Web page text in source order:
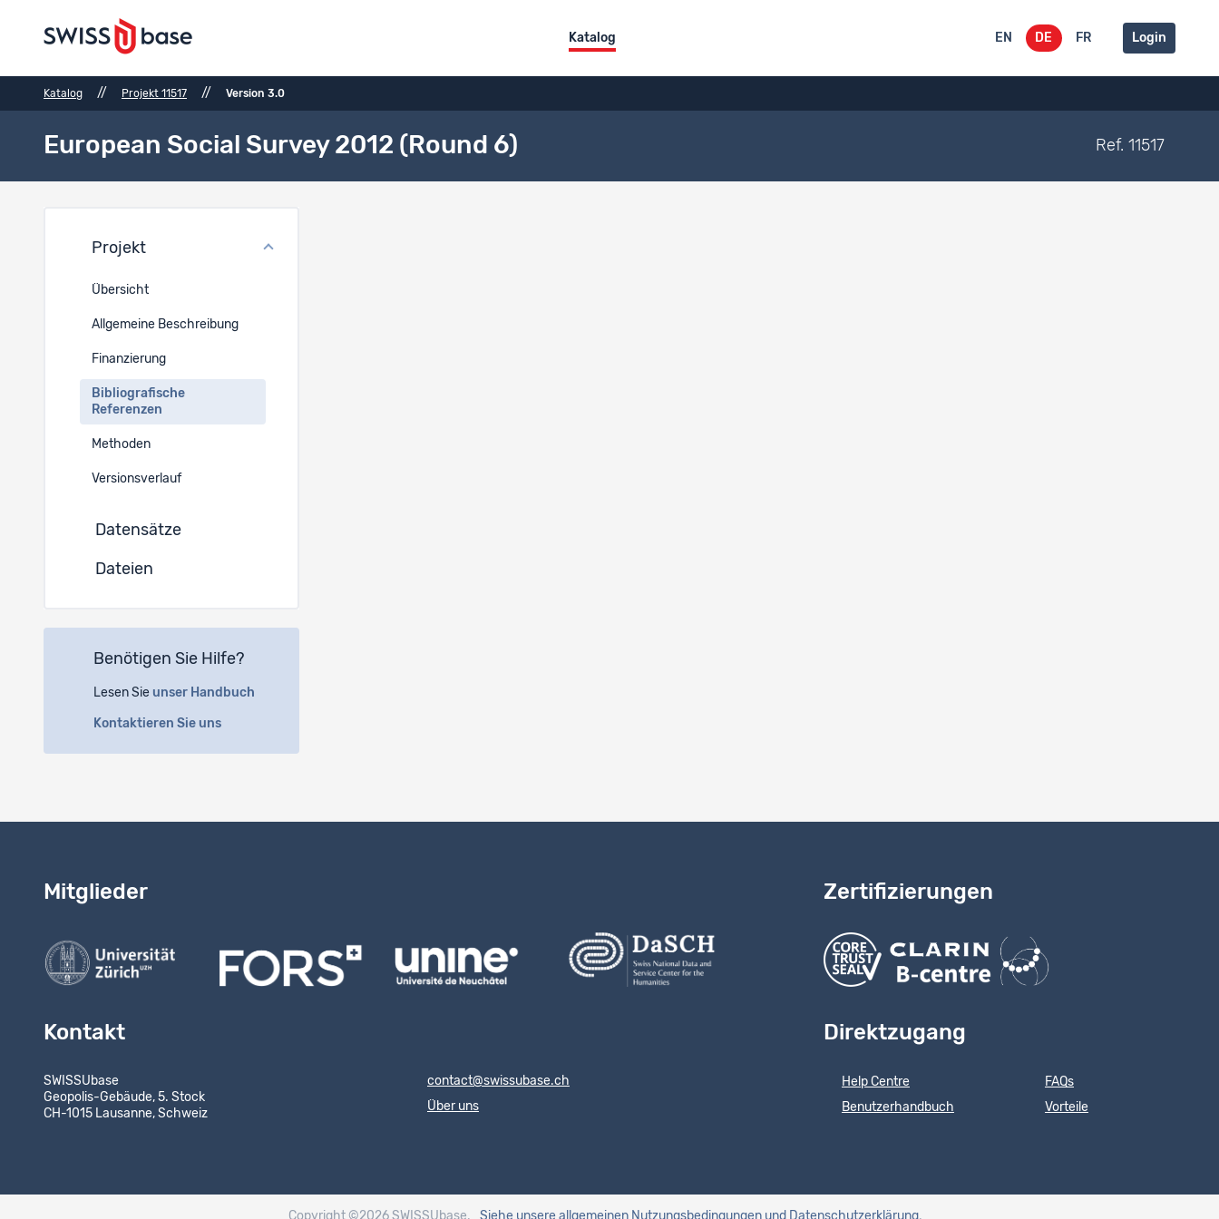
Katalog EN DE FR Login
Katalog // Projekt 11517 // Version 3.0
European Social Survey 2012 (Round 6) Ref. 11517
Projekt
Übersicht
Allgemeine Beschreibung
Finanzierung
Bibliografische
Referenzen
Methoden
Versionsverlauf
Datensätze
Dateien
Benötigen Sie Hilfe?
Lesen Sie unser Handbuch
Kontaktieren Sie uns
Mitglieder Zertifizierungen
Kontakt
SWISSUbase
Geopolis-Gebäude, 5. Stock
CH-1015 Lausanne, Schweiz
contact@swissubase.ch
Über uns
Direktzugang
Help Centre
Benutzerhandbuch
FAQs
Vorteile